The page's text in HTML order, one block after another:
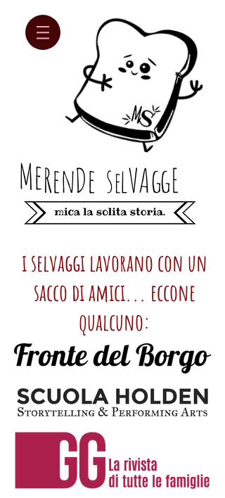
MeRenDe selVAggE
i selvaggi lavorano con un
sacco di amici... eccone
qualcuno: